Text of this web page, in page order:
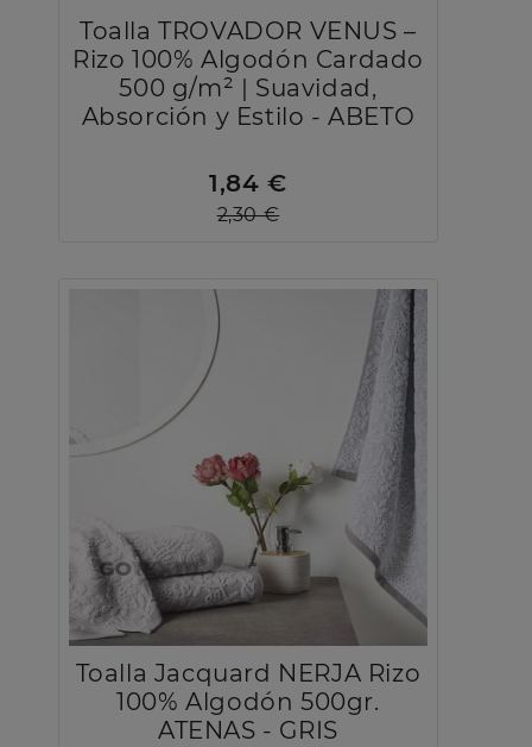
Toalla TROVADOR VENUS –
Rizo 100% Algodón Cardado
500 g/m² | Suavidad,
Absorción y Estilo - ABETO
1,84 €
2,30 €
Toalla Jacquard NERJA Rizo
100% Algodón 500gr.
ATENAS - GRIS